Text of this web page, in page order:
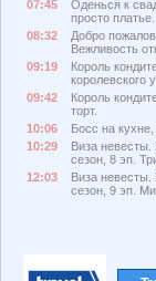
07:45
Оденься к
просто платье.
08:32
Добро
Вежливость
09:19
Король
королевского
09:42
Король
торт.
10:06
Босс на
10:29
Виза
сезон, 8 эп.
12:03
Виза
сезон, 9 эп.